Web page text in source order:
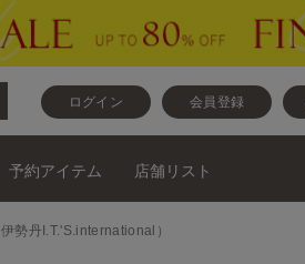
ログイン 会員登録
予約アイテム 店舗リスト
勢丹I.T.'S.international）